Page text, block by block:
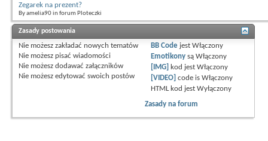
Zegarek na prezent?
By amelia90 in forum Ploteczki
Zasady postowania
Nie możesz zakładać nowych tematów
Nie możesz pisać wiadomości
Nie możesz dodawać załączników
Nie możesz edytować swoich postów
BB Code jestWłączony
Emotikony sąWłączony
[IMG] kod jestWłączony
[VIDEO] code isWłączony
HTML kod jestWyłączony
Zasady na forum